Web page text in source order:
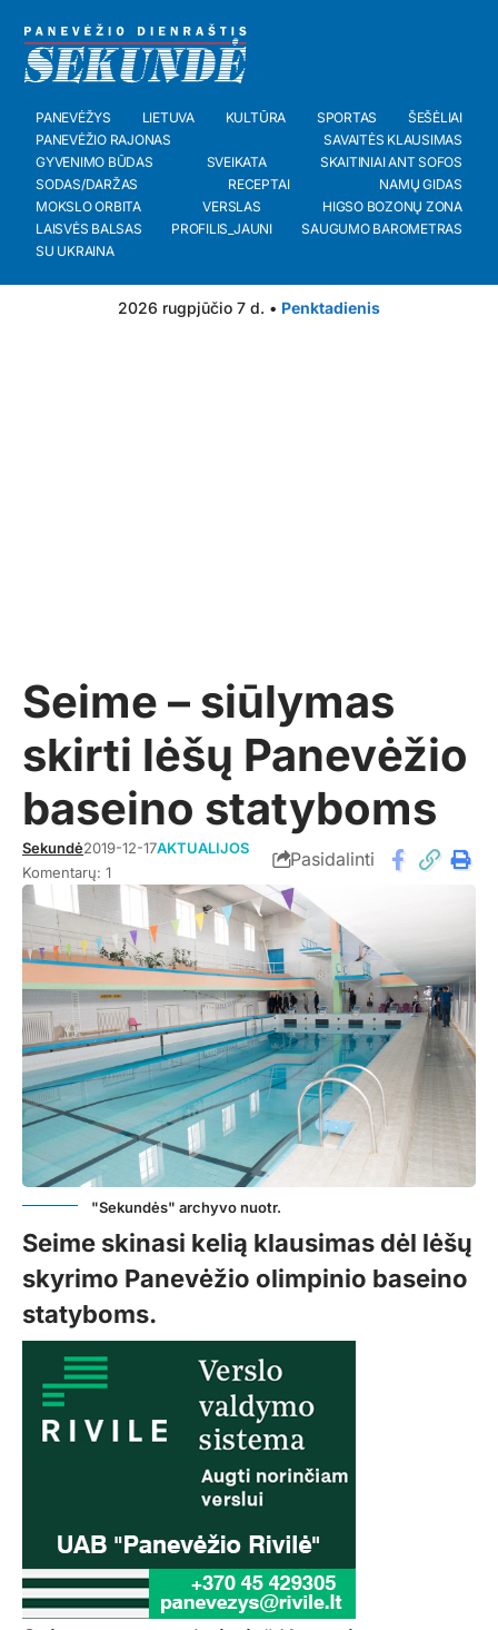
PANEVĖŽYS LIETUVA KULTŪRA SPORTAS
ŠEŠĖLIAI
PANEVĖŽIO RAJONAS
SAVAITĖS KLAUSIMAS
GYVENIMO BŪDAS
SVEIKATA
SKAITINIAI ANT SOFOS
SODAS/DARŽAS
RECEPTAI
NAMŲ GIDAS
MOKSLO ORBITA
VERSLAS
HIGSO BOZONŲ ZONA
LAISVĖS BALSAS
PROFILIS_JAUNI
SAUGUMO BAROMETRAS
SU UKRAINA
2026 rugpjūčio 7 d. • Penktadienis
Seime – siūlymas
skirti lėšų Panevėžio
baseino statyboms
Sekundė2019-12-17AKTUALIJOS
Komentarų: 1
Pasidalinti
"Sekundės" archyvo nuotr.
Seime skinasi kelią klausimas dėl lėšų
skyrimo Panevėžio olimpinio baseino
statyboms.